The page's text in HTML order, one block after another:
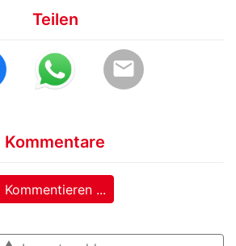
Teilen
email
Kommentare
Kommentieren ...